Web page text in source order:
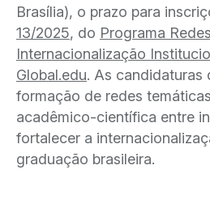
Brasília), o prazo para
13/2025, do Programa
Internacionalização
Global.edu. As candidaturas
formação de redes
acadêmico-científica entre
fortalecer a
graduação brasileira.